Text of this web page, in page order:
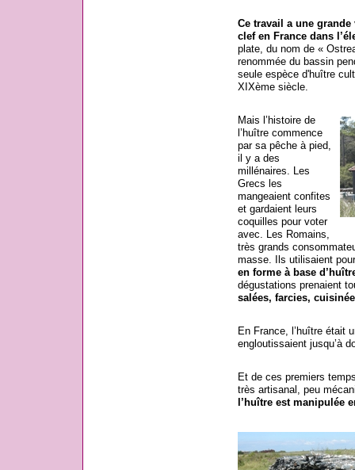
Ce travail a une
clef en France dans
plate, du nom de «
renommée du bassin
seule espèce d'huître
XIXème siècle.
Mais l’histoire de
l’huître commence
par sa pêche à pied,
il y a des
millénaires. Les
Grecs les
mangeaient confites
et gardaient leurs
coquilles pour voter
avec. Les Romains,
très grands
masse. Ils utilisaient
en forme à base
dégustations prenaient
salées, farcies,
En France, l’huître était
engloutissaient jusqu’à
Et de ces premiers
très artisanal, peu
l’huître est manipulée